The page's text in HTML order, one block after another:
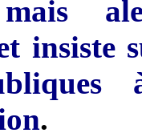
mais
insiste
.